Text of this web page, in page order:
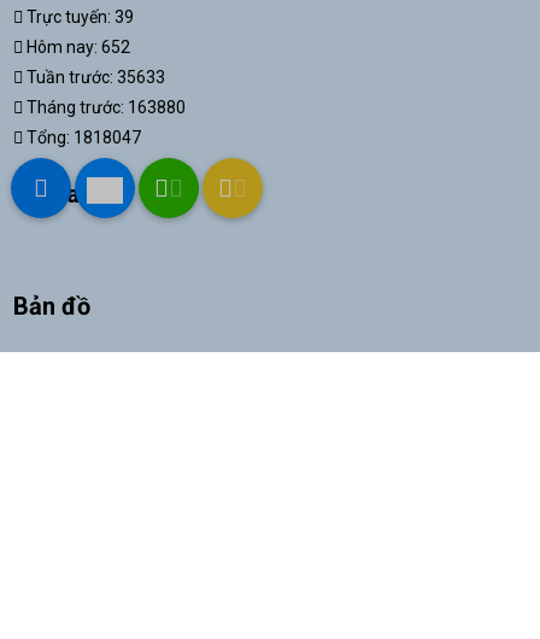
Trực tuyến: 39
Hôm nay: 652
Tuần trước: 35633
Tháng trước: 163880
Tổng: 1818047
Fanpage
Bản đồ